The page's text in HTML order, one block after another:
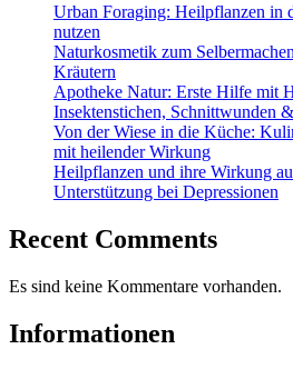
Urban Foraging: Heilpflanzen in
nutzen
Naturkosmetik zum
Kräutern
Apotheke Natur: Erste Hilfe mit
Insektenstichen, Schnittwunden
Von der Wiese in die Küche:
mit heilender Wirkung
Heilpflanzen und ihre Wirkung
Unterstützung bei Depressionen
Recent Comments
Es sind keine Kommentare vorhanden.
Informationen